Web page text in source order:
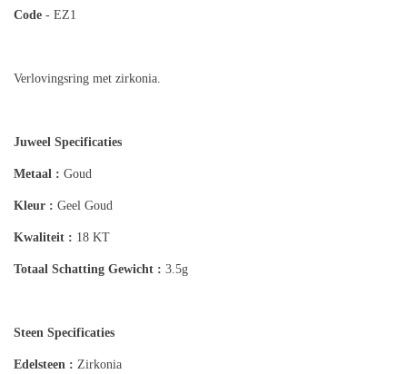
Code - EZ1
Verlovingsring met zirkonia.
Juweel Specificaties
Metaal : Goud
Kleur : Geel Goud
Kwaliteit : 18 KT
Totaal Schatting Gewicht : 3.5g
Steen Specificaties
Edelsteen : Zirkonia